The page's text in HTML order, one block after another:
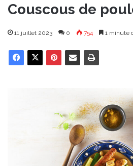
Couscous de
11 juillet 2023 0 754 1 minute